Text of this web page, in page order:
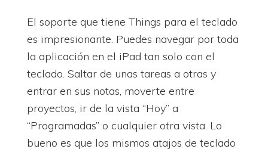
El soporte que tiene Things para el teclado
es impresionante. Puedes navegar por toda
la aplicación en el iPad tan solo con el
teclado. Saltar de unas tareas a otras y
entrar en sus notas, moverte entre
proyectos, ir de la vista “Hoy” a
“Programadas” o cualquier otra vista. Lo
bueno es que los mismos atajos de teclado